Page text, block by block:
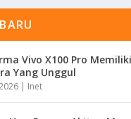
Vivo X100 Pro
Yang Unggul
| Inet